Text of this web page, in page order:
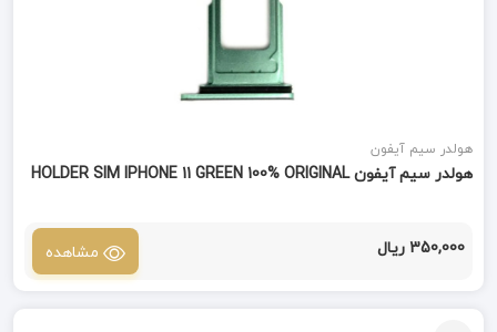
هولدر سیم آیفون
هولدر سیم آیفون HOLDER SIM IPHONE 11 GREEN 100% ORIGINAL
350,000 ریال مشاهده